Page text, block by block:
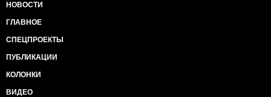
НОВОСТИ
ГЛАВНОЕ
СПЕЦПРОЕКТЫ
ПУБЛИКАЦИИ
КОЛОНКИ
ВИДЕО